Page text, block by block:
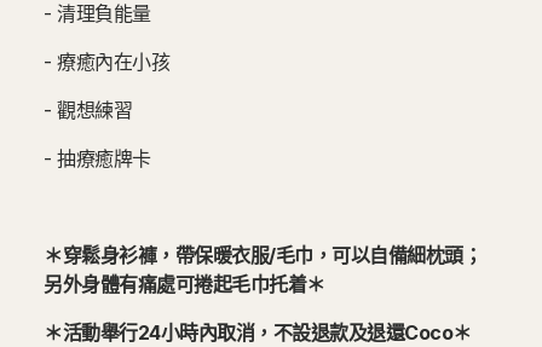
- 清理負能量
- 療癒內在小孩
- 觀想練習
- 抽療癒牌卡
＊穿鬆身衫褲，帶保暖衣服/毛巾，可以自備細枕頭；
另外身體有痛處可捲起毛巾托着＊
＊活動舉行24小時內取消，不設退款及退還Coco＊